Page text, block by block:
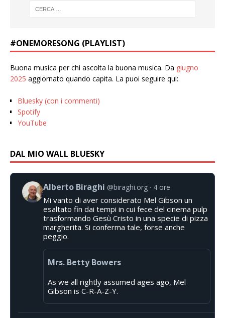
#ONEMORESONG (PLAYLIST)
Buona musica per chi ascolta la buona musica. Da giugno
2025 aggiornato quando capita. La puoi seguire qui:
Bluesky (con i commenti)
Spotify
YouTube
DAL MIO WALL BLUESKY
Alberto Biraghi @biraghi.org 4 ore
Mi vanto di aver considerato Mel Gibson un
esaltato fin dai tempi in cui fece del cinema pulp
trasformando Gesù Cristo in una specie di pizza
margherita. Si conferma tale, forse anche
peggio.
Mrs. Betty Bowers
As we all rightly assumed ages ago, Mel
Gibson is C-R-A-Z-Y.